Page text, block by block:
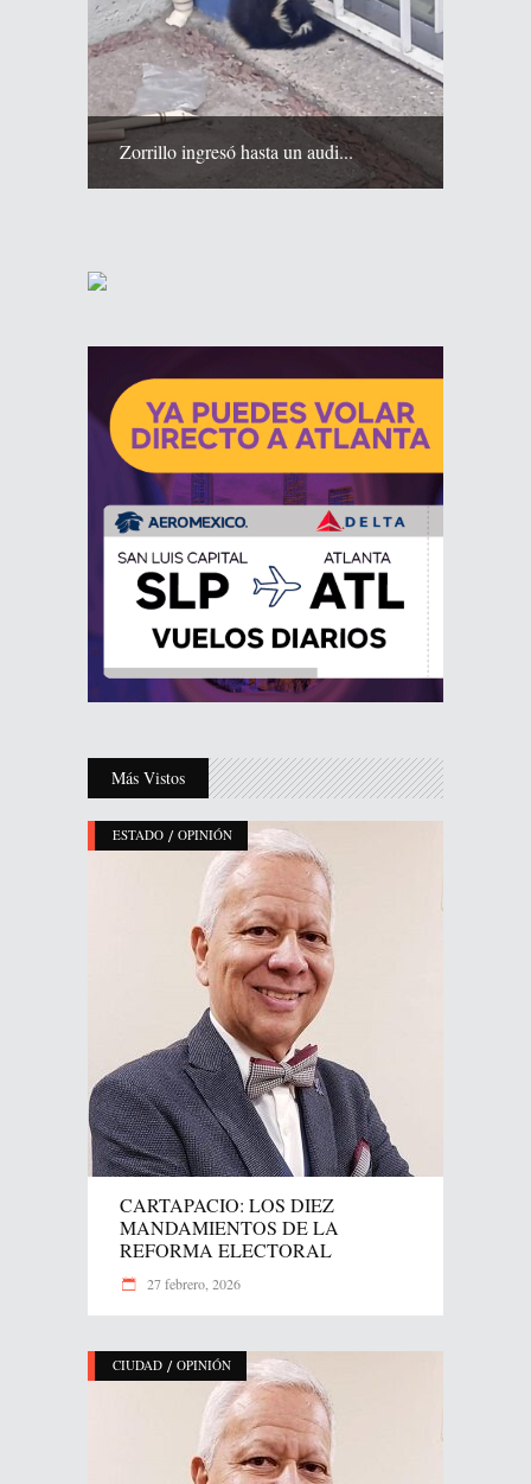
Zorrillo ingresó hasta un audi...
Más Vistos
ESTADO / OPINIÓN
CARTAPACIO: LOS DIEZ
MANDAMIENTOS DE LA
REFORMA ELECTORAL
27 febrero, 2026
CIUDAD / OPINIÓN